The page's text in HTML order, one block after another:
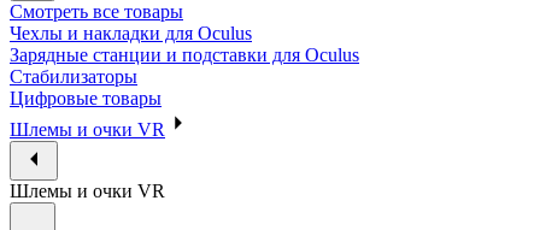
Смотреть все товары
Чехлы и накладки для Oculus
Зарядные станции и подставки для Oculus
Стабилизаторы
Цифровые товары
Шлемы и очки VR
Шлемы и очки VR